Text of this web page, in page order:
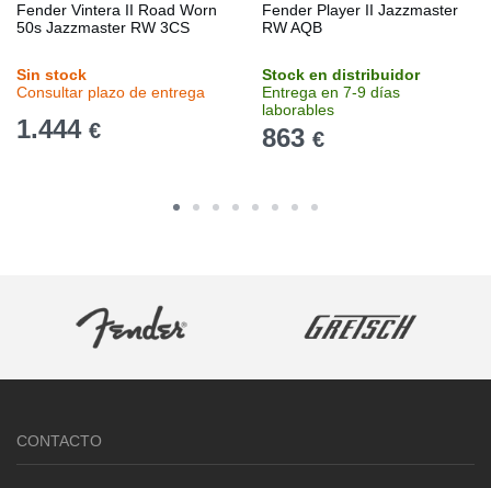
Fender Vintera II Road Worn
50s Jazzmaster RW 3CS
Sin stock
Consultar plazo de entrega
1.444 €
Fender Player II Jazzmaster
RW AQB
Stock en distribuidor
Entrega en 7-9 días
laborables
863 €
CONTACTO